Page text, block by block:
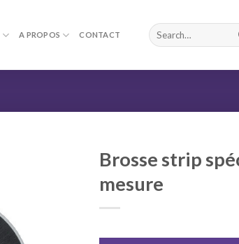
A PROPOS CONTACT
Brosse strip
mesure